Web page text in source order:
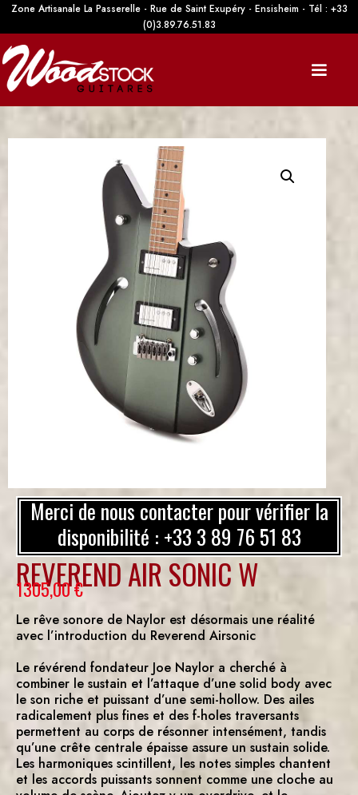
Zone Artisanale La Passerelle - Rue de Saint Exupéry - Ensisheim - Tél : +33
(0)3.89.76.51.83
Merci de nous contacter pour vérifier la
disponibilité : +33 3 89 76 51 83
REVEREND AIR SONIC W
1305,00€
Le rêve sonore de Naylor est désormais une réalité
avec l’introduction du Reverend Airsonic
Le révérend fondateur Joe Naylor a cherché à
combiner le sustain et l’attaque d’une solid body avec
le son riche et puissant d’une semi-hollow. Des ailes
radicalement plus fines et des f-holes traversants
permettent au corps de résonner intensément, tandis
qu’une crête centrale épaisse assure un sustain solide.
Les harmoniques scintillent, les notes simples chantent
et les accords puissants sonnent comme une cloche au